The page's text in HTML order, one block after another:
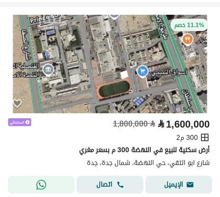
11.1% خصم
⃁1,600,000
⃁
1,800,000
300 م2
أرض سكنية للبيع في النهضة 300 م بسعر مغري
شارع ابو التقي، حي النهضة، شمال جدة، جدة
الإيميل
اتصال